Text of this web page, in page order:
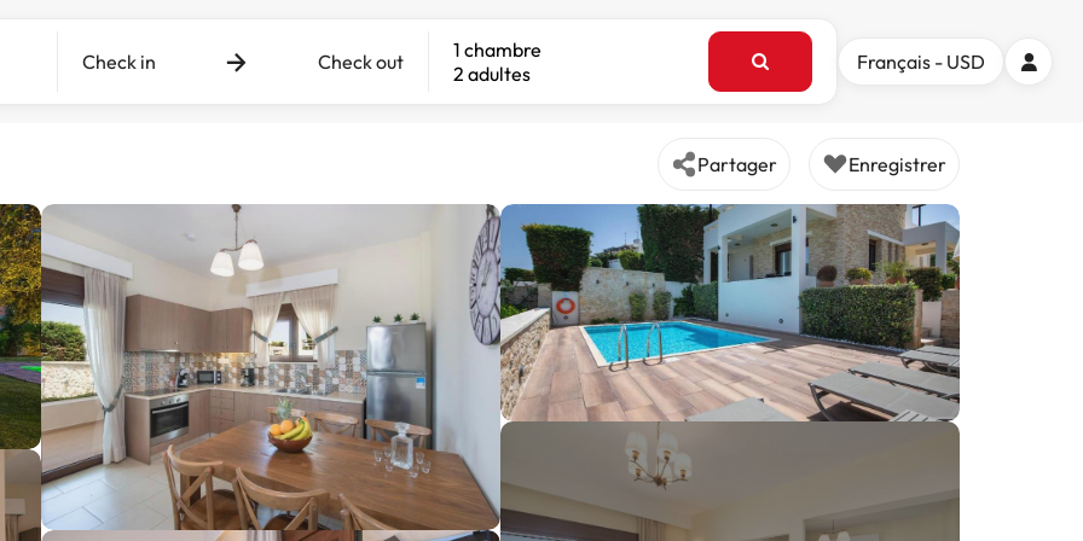
Check in Check out
1 chambre
2 adultes
Français - USD
Partager Enregistrer